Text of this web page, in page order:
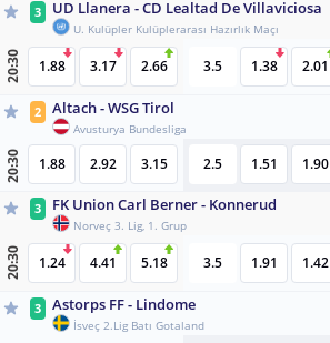
3 UD Llanera - CD Lealtad De Villaviciosa
U. Kulüpler Kulüplerarası Hazırlık Maçı
20:30 1.88 3.17 2.66 3.5 1.38 2.01
2 Altach - WSG Tirol
Avusturya Bundesliga
20:30 1.88 2.92 3.15 2.5 1.51 1.90
3 FK Union Carl Berner - Konnerud
Norveç 3. Lig, 1. Grup
20:30 1.24 4.41 5.18 3.5 1.91 1.42
3 Astorps FF - Lindome
İsveç 2.Lig Batı Gotaland